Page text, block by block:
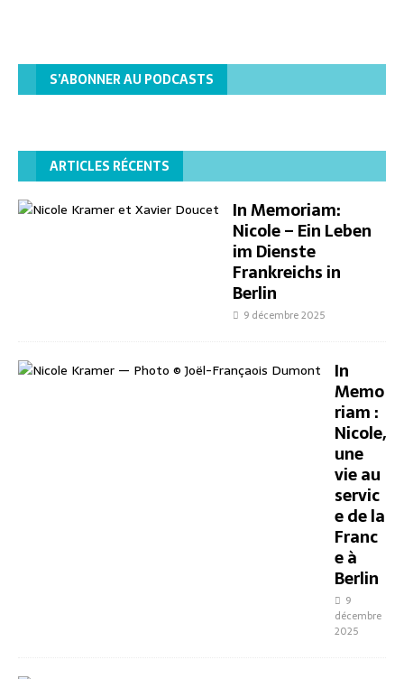
S’ABONNER AU PODCASTS
ARTICLES RÉCENTS
In Memoriam:
Nicole – Ein Leben
im Dienste
Frankreichs in
Berlin
9 décembre 2025
In
Memo
riam :
Nicole,
une
vie au
servic
e de la
Franc
e à
Berlin
9
décembre
2025